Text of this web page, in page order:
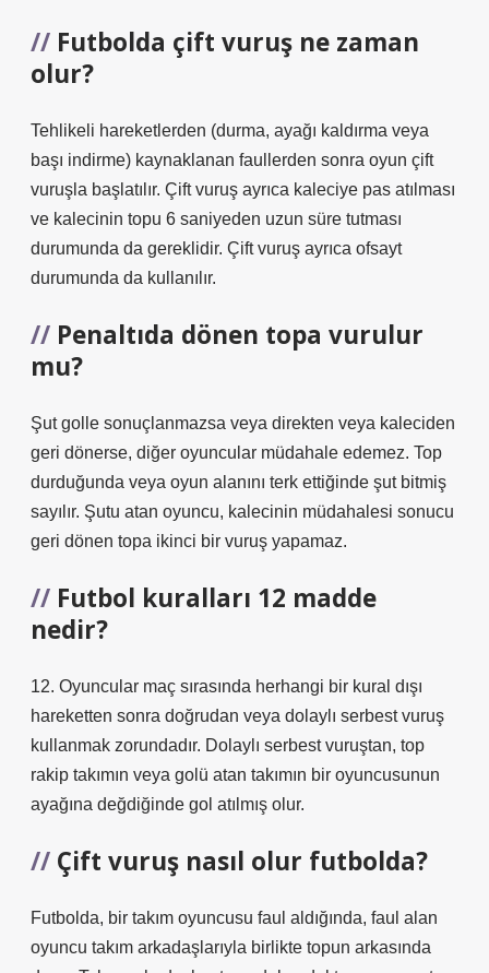
Futbolda çift vuruş ne zaman
olur?
Tehlikeli hareketlerden (durma, ayağı kaldırma veya
başı indirme) kaynaklanan faullerden sonra oyun çift
vuruşla başlatılır. Çift vuruş ayrıca kaleciye pas atılması
ve kalecinin topu 6 saniyeden uzun süre tutması
durumunda da gereklidir. Çift vuruş ayrıca ofsayt
durumunda da kullanılır.
Penaltıda dönen topa vurulur
mu?
Şut golle sonuçlanmazsa veya direkten veya kaleciden
geri dönerse, diğer oyuncular müdahale edemez. Top
durduğunda veya oyun alanını terk ettiğinde şut bitmiş
sayılır. Şutu atan oyuncu, kalecinin müdahalesi sonucu
geri dönen topa ikinci bir vuruş yapamaz.
Futbol kuralları 12 madde
nedir?
12. Oyuncular maç sırasında herhangi bir kural dışı
hareketten sonra doğrudan veya dolaylı serbest vuruş
kullanmak zorundadır. Dolaylı serbest vuruştan, top
rakip takımın veya golü atan takımın bir oyuncusunun
ayağına değdiğinde gol atılmış olur.
Çift vuruş nasıl olur futbolda?
Futbolda, bir takım oyuncusu faul aldığında, faul alan
oyuncu takım arkadaşlarıyla birlikte topun arkasında